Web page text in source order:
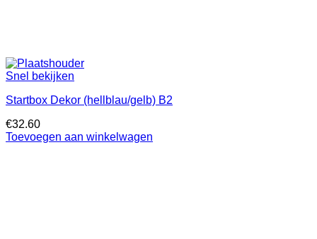
Snel bekijken
Startbox Dekor (hellblau/gelb) B2
€32.60
Toevoegen aan winkelwagen